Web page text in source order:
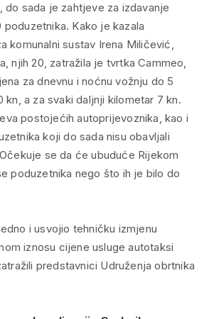
do sada je zahtjeve za izdavanje
Kako je kazala
komunalni sustav Irena Miličević,
njih 20, zatražila je tvrtka Cammeo,
za dnevnu i noćnu vožnju do 5
kn, a za svaki daljnji kilometar 7 kn.
postojećih autoprijevoznika, kao i
koji do sada nisu obavljali
se da će ubuduće Rijekom
poduzetnika nego što ih je bilo do
i usvojio tehničku izmjenu
iznosu cijene usluge autotaksi
predstavnici Udruženja obrtnika